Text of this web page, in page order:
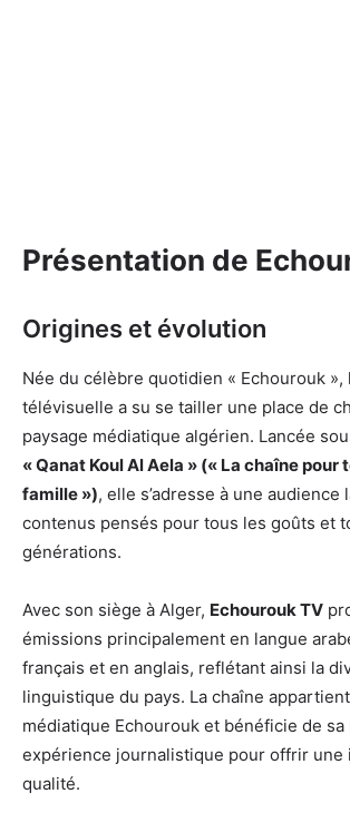
Présentation de
Origines et évolution
Née du célèbre quotidien « Echourouk »,
télévisuelle a su se tailler une place de
paysage médiatique algérien. Lancée
« Qanat Koul Al Aela » (« La chaîne pour
famille »), elle s’adresse à une audience
contenus pensés pour tous les goûts et
générations.
Avec son siège à Alger, Echourouk TV
émissions principalement en langue
français et en anglais, reflétant ainsi la
linguistique du pays. La chaîne
médiatique Echourouk et bénéficie de sa
expérience journalistique pour offrir une
qualité.